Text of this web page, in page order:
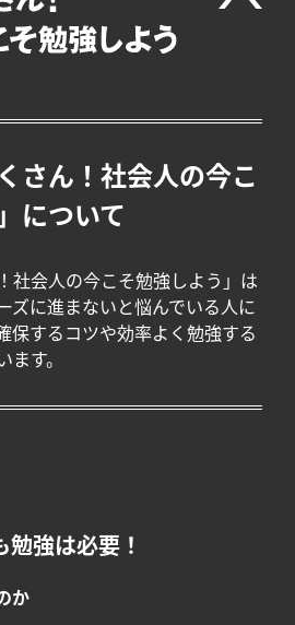
さん！社会人の今こ
について
社会人の今こそ勉強しよう」は
ズに進まないと悩んでいる人に
保するコツや効率よく勉強する
す。
強は必要！
か